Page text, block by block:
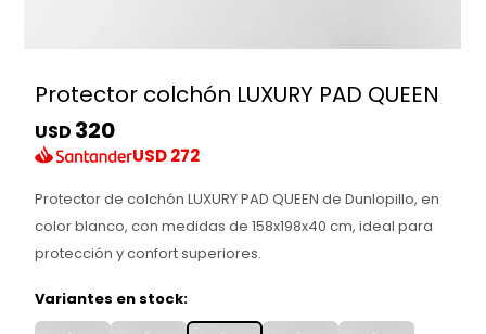
Protector colchón LUXURY PAD QUEEN
USD 320
USD272
Protector de colchón LUXURY PAD QUEEN de Dunlopillo, en
color blanco, con medidas de 158x198x40 cm, ideal para
protección y confort superiores.
Variantes en stock: